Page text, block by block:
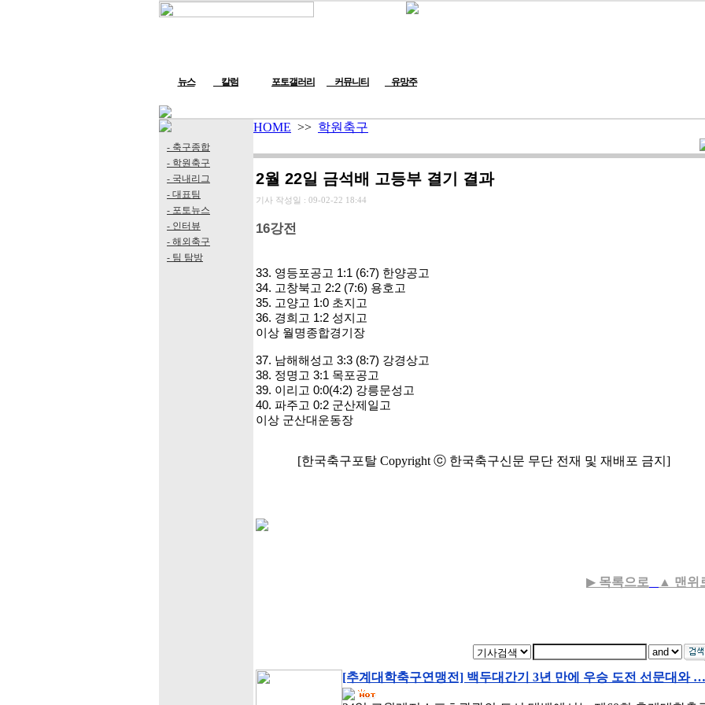
뉴스 칼럼 포토갤러리 커뮤니티 유망주
- 축구종합
- 학원축구
- 국내리그
- 대표팀
- 포토뉴스
- 인터뷰
- 해외축구
- 팀 탐방
HOME >> 학원축구
2월 22일 금석배 고등부 결기 결과
기사 작성일 : 09-02-22 18:44
16강전
33. 영등포공고 1:1 (6:7) 한양공고
34. 고창북고 2:2 (7:6) 용호고
35. 고양고 1:0 초지고
36. 경희고 1:2 성지고
이상 월명종합경기장
37. 남해해성고 3:3 (8:7) 강경상고
38. 정명고 3:1 목포공고
39. 이리고 0:0(4:2) 강릉문성고
40. 파주고 0:2 군산제일고
이상 군산대운동장
[한국축구포탈 Copyright ⓒ 한국축구신문 무단 전재 및 재배포 금지]
▶ 목록으로 ▲ 맨위
[추계대학축구연맹전] 백두대간기 3년 만에 우승 도전 선문대와 …